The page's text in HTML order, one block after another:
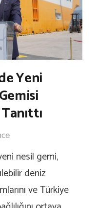
Yeni
nesil gemi,
deniz
ve Türkiye